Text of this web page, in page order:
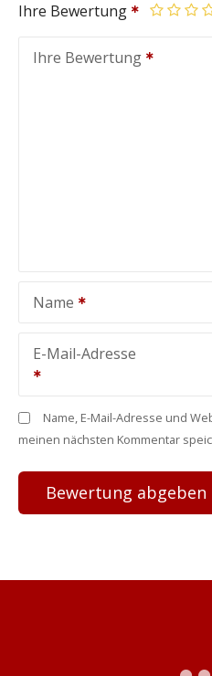
Ihre Bewertung
Ihre Bewertung
Name
E-Mail-Adresse
Name, E-Mail-Adresse und
meinen nächsten Kommentar